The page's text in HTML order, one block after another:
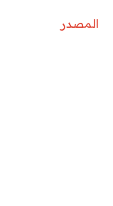
المصدر